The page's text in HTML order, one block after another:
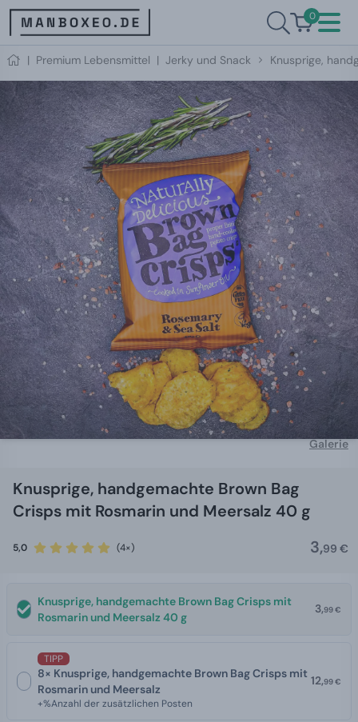
0
| Premium Lebensmittel | Jerky und Snack Knusprige,
Galerie
Knusprige, handgemachte Brown Bag
Crisps mit Rosmarin und Meersalz 40 g
5,0 (4×) 3,99 €
Knusprige, handgemachte Brown Bag Crisps mit
Rosmarin und Meersalz 40 g
3,99 €
TIPP
8× Knusprige, handgemachte Brown Bag Crisps mit
Rosmarin und Meersalz
+%Anzahl der zusätzlichen Posten
12,99 €